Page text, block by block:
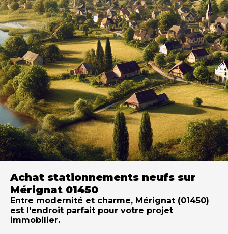
Achat stationnements neufs sur
Mérignat 01450
Entre modernité et charme, Mérignat (01450)
est l'endroit parfait pour votre projet
immobilier.